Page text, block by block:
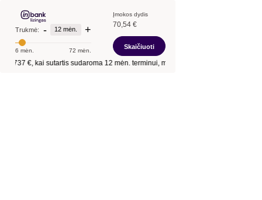
Trukmė: - 12 mėn. +
6 mėn. 72 mėn.
Įmokos dydis
70,54 €
Skaičiuoti
737 €, kai sutartis sudaroma12 mėn.terminui, metinė palūkanų norma –